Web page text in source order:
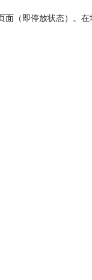
（即停放状态）。